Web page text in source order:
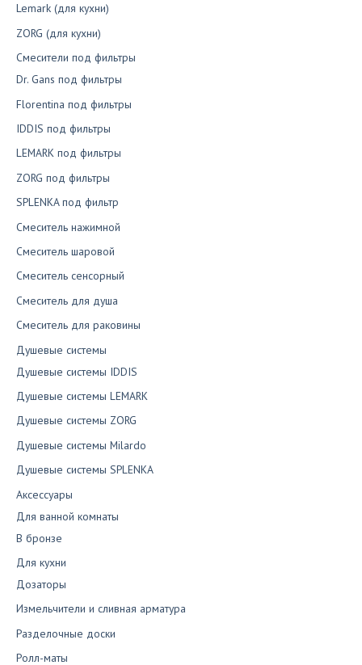
Lemark (для кухни)
ZORG (для кухни)
Смесители под фильтры
Dr. Gans под фильтры
Florentina под фильтры
IDDIS под фильтры
LEMARK под фильтры
ZORG под фильтры
SPLENKA под фильтр
Смеситель нажимной
Смеситель шаровой
Смеситель сенсорный
Смеситель для душа
Смеситель для раковины
Душевые системы
Душевые системы IDDIS
Душевые системы LEMARK
Душевые системы ZORG
Душевые системы Milardo
Душевые системы SPLENKA
Аксессуары
Для ванной комнаты
В бронзе
Для кухни
Дозаторы
Измельчители и сливная арматура
Разделочные доски
Ролл-маты